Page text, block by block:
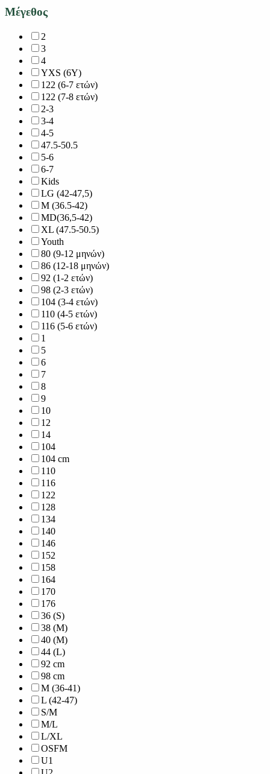
Μέγεθος
2
3
4
YXS (6Y)
122 (6-7 ετών)
122 (7-8 ετών)
2-3
3-4
4-5
47.5-50.5
5-6
6-7
Kids
LG (42-47,5)
M (36.5-42)
MD(36,5-42)
XL (47.5-50.5)
Youth
80 (9-12 μηνών)
86 (12-18 μηνών)
92 (1-2 ετών)
98 (2-3 ετών)
104 (3-4 ετών)
110 (4-5 ετών)
116 (5-6 ετών)
1
5
6
7
8
9
10
12
14
104
104 cm
110
116
122
128
134
140
146
152
158
164
170
176
36 (S)
38 (M)
40 (M)
44 (L)
92 cm
98 cm
M (36-41)
L (42-47)
S/M
M/L
L/XL
OSFM
U1